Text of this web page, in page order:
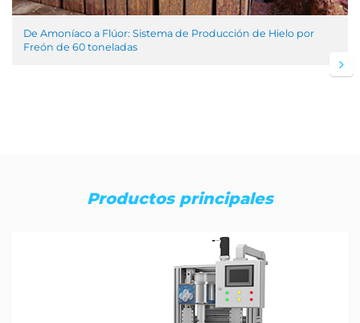
De Amoníaco a Flúor: Sistema de Producción de Hielo por
Freón de 60 toneladas
Productos principales